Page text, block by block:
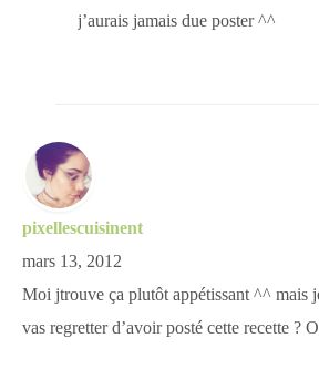
j’aurais jamais due poster ^^
pixellescuisinent
mars 13, 2012
Moi jtrouve ça plutôt appétissant ^^ mais
vas regretter d’avoir posté cette recette ?